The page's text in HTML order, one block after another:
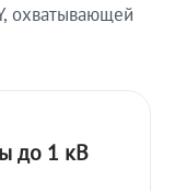
охватывающей
до 1 кВ